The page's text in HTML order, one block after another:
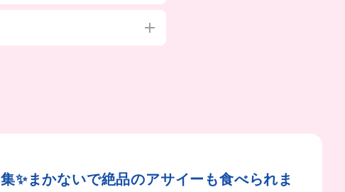
✨まかないで絶品のアサイーも食べられま